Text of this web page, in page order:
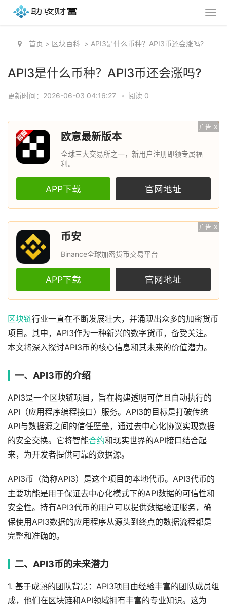
首页 > 区块百科 > API3是什么币种？API3币还会涨吗?
API3是什么币种？API3币还会涨吗?
更新时间：2026-06-03 04:16:27 • 阅读 0
广告 X
欧意最新版本
全球三大交易所之一，新用户注册即领专属福
利。
APP下载 官网地址
广告 X
币安
Binance全球加密货币交易平台
APP下载 官网地址
区块链行业一直在不断发展壮大，并涌现出众多的加密货币
项目。其中，API3作为一种新兴的数字货币，备受关注。
本文将深入探讨API3币的核心信息和其未来的价值潜力。
一、API3币的介绍
API3是一个区块链项目，旨在构建透明可信且自动执行的
API（应用程序编程接口）服务。API3的目标是打破传统
API与数据源之间的信任壁垒，通过去中心化协议实现数据
的安全交换。它将智能合约和现实世界的API接口结合起
来，为开发者提供可靠的数据源。
API3币（简称API3）是这个项目的本地代币。API3代币的
主要功能是用于保证去中心化模式下的API数据的可信性和
安全性。持有API3代币的用户可以提供数据验证服务，确
保使用API3数据的应用程序从源头到终点的数据流程都是
完整和准确的。
二、API3币的未来潜力
1. 基于成熟的团队背景：API3项目由经验丰富的团队成员组
成，他们在区块链和API领域拥有丰富的专业知识。这为